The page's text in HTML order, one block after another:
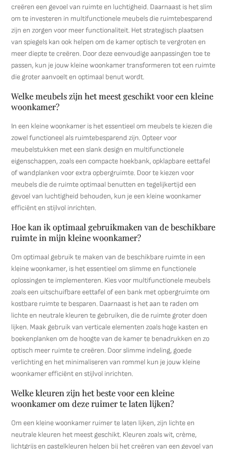
creëren een gevoel van ruimte en luchtigheid. Daarnaast is het slim
om te investeren in multifunctionele meubels die ruimtebesparend
zijn en zorgen voor meer functionaliteit. Het strategisch plaatsen
van spiegels kan ook helpen om de kamer optisch te vergroten en
meer diepte te creëren. Door deze eenvoudige aanpassingen toe te
passen, kun je jouw kleine woonkamer transformeren tot een ruimte
die groter aanvoelt en optimaal benut wordt.
Welke meubels zijn het meest geschikt voor een kleine
woonkamer?
In een kleine woonkamer is het essentieel om meubels te kiezen die
zowel functioneel als ruimtebesparend zijn. Opteer voor
meubelstukken met een slank design en multifunctionele
eigenschappen, zoals een compacte hoekbank, opklapbare eettafel
of wandplanken voor extra opbergruimte. Door te kiezen voor
meubels die de ruimte optimaal benutten en tegelijkertijd een
gevoel van luchtigheid behouden, kun je een kleine woonkamer
efficiënt en stijlvol inrichten.
Hoe kan ik optimaal gebruikmaken van de beschikbare
ruimte in mijn kleine woonkamer?
Om optimaal gebruik te maken van de beschikbare ruimte in een
kleine woonkamer, is het essentieel om slimme en functionele
oplossingen te implementeren. Kies voor multifunctionele meubels
zoals een uitschuifbare eettafel of een bank met opbergruimte om
kostbare ruimte te besparen. Daarnaast is het aan te raden om
lichte en neutrale kleuren te gebruiken, die de ruimte groter doen
lijken. Maak gebruik van verticale elementen zoals hoge kasten en
boekenplanken om de hoogte van de kamer te benadrukken en zo
optisch meer ruimte te creëren. Door slimme indeling, goede
verlichting en het minimaliseren van rommel kun je jouw kleine
woonkamer efficiënt en stijlvol inrichten.
Welke kleuren zijn het beste voor een kleine
woonkamer om deze ruimer te laten lijken?
Om een kleine woonkamer ruimer te laten lijken, zijn lichte en
neutrale kleuren het meest geschikt. Kleuren zoals wit, crème,
lichtgrijs en pastelkleuren helpen bij het creëren van een gevoel van